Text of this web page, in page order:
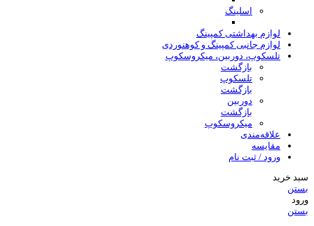
اسلینگ
لوازم بهداشتی کمپینگ
لوازم جانبی کمپینگ و کوهنوردی
تلسکوپ، دوربین، میکروسکوپ
بازگشت
تلسکوپ
بازگشت
دوربین
بازگشت
میکروسکوپ
علاقه‌مندی
مقایسه
ورود / ثبت نام
سبد خرید
بستن
ورود
بستن